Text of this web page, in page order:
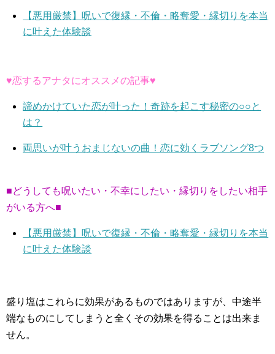
【悪用厳禁】呪いで復縁・不倫・略奪愛・縁切りを本当
に叶えた体験談
♥恋するアナタにオススメの記事♥
諦めかけていた恋が叶った！奇跡を起こす秘密の○○と
は？
両思いが叶うおまじないの曲！恋に効くラブソング8つ
■どうしても呪いたい・不幸にしたい・縁切りをしたい相手
がいる方へ■
【悪用厳禁】呪いで復縁・不倫・略奪愛・縁切りを本当
に叶えた体験談
盛り塩はこれらに効果があるものではありますが、中途半
端なものにしてしまうと全くその効果を得ることは出来ま
せん。